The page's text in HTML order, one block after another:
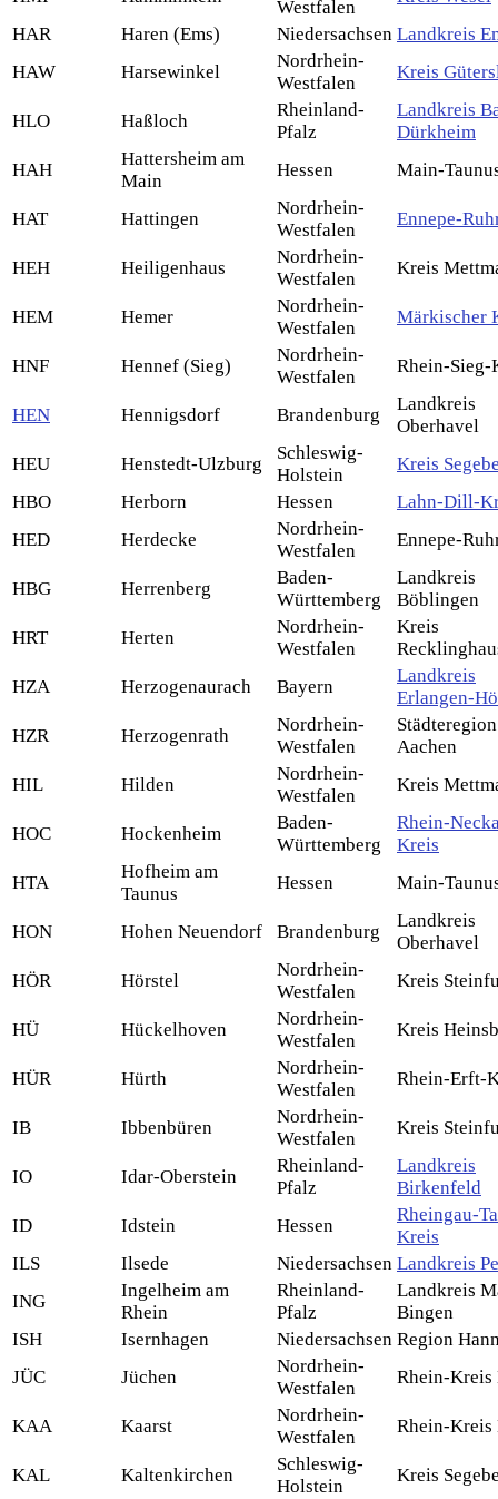
Westfalen
HAR
Haren (Ems) Niedersachsen Landkreis
HAW
Harsewinkel
Nordrhein-
Westfalen
Kreis
HLO Haßloch
Rheinland-
Pfalz
Landkreis
Dürkheim
HAH
Hattersheim am
Main
Hessen Main-
HAT Hattingen
Nordrhein-
Westfalen
Ennepe-
HEH Heiligenhaus
Nordrhein-
Westfalen
Kreis
HEM Hemer
Nordrhein-
Westfalen
Märkischer
HNF Hennef (Sieg)
Nordrhein-
Westfalen
Rhein-Sieg-
HEN Hennigsdorf Brandenburg
Landkreis
Oberhavel
HEU
Henstedt-Ulzburg
Schleswig-
Holstein
Kreis
HBO
Herborn Hessen
Lahn-Dill-
HED
Herdecke
Nordrhein-
Westfalen
Ennepe-
HBG Herrenberg
Baden-
Württemberg
Landkreis
Böblingen
HRT
Herten
Nordrhein-
Westfalen
Kreis
HZA
Herzogenaurach Bayern
Landkreis
Erlangen-
HZR
Herzogenrath
Nordrhein-
Westfalen
Städteregion
Aachen
HIL
Hilden
Nordrhein-
Westfalen
Kreis
HOC Hockenheim
Baden-
Württemberg
Rhein-
Kreis
HTA
Hofheim am
Taunus
Hessen Main-
HON Hohen Neuendorf Brandenburg
Landkreis
Oberhavel
HÖR
Hörstel
Nordrhein-
Westfalen
Kreis
HÜ Hückelhoven
Nordrhein-
Westfalen
Kreis
HÜR Hürth
Nordrhein-
Westfalen
Rhein-Erft-
IB Ibbenbüren
Nordrhein-
Westfalen
Kreis
IO Idar-Oberstein
Rheinland-
Pfalz
Landkreis
Birkenfeld
ID
Idstein Hessen
Rheingau-
Kreis
ILS
Ilsede Niedersachsen Landkreis
ING
Ingelheim am
Rhein
Rheinland-
Pfalz
Landkreis
Bingen
ISH
Isernhagen Niedersachsen Region
JÜC
Jüchen
Nordrhein-
Westfalen
Rhein-Kreis
KAA Kaarst
Nordrhein-
Westfalen
Rhein-Kreis
KAL Kaltenkirchen
Schleswig-
Holstein
Kreis